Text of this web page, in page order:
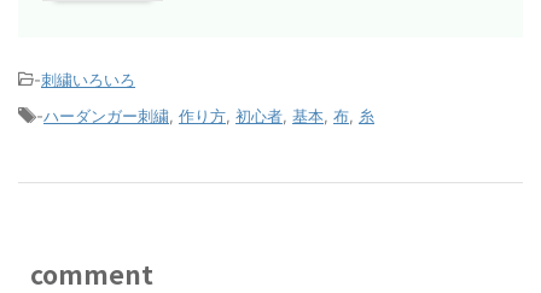
-刺繍いろいろ
-ハーダンガー刺繍 作り方 初心者 基本 布 糸
comment